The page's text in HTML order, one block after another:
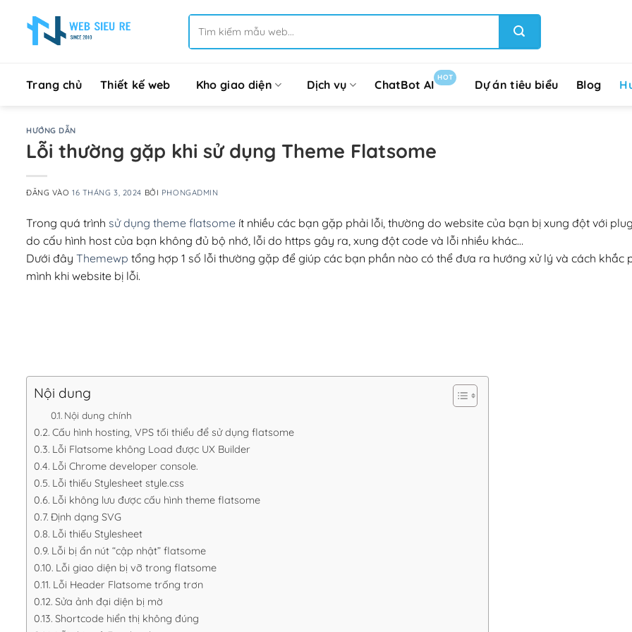
kiếm:
Trang chủ Thiết kế web Kho giao diện Dịch vụ ChatBot AI
HOT
Dự án tiêu biểu Blog
HƯỚNG DẪN
Lỗi thường gặp khi sử dụng Theme Flatsome
ĐĂNG VÀO16 THÁNG 3, 2024 BỞI PHONGADMIN
Trong quá trình sử dụng theme flatsome ít nhiều các bạn gặp phải lỗi, thường do website của bạn bị xung đột với
do cấu hình host của bạn không đủ bộ nhớ, lỗi do https gây ra, xung đột code và lỗi nhiều khác…
Dưới đây Themewp tổng hợp 1 số lỗi thường gặp để giúp các bạn phần nào có thể đưa ra hướng xử lý và cách khắc
mình khi website bị lỗi.
Nội dung
Nội dung chính
Cấu hình hosting, VPS tối thiểu để sử dụng flatsome
Lỗi Flatsome không Load được UX Builder
Lỗi Chrome developer console.
Lỗi thiếu Stylesheet style.css
Lỗi không lưu được cấu hình theme flatsome
Định dạng SVG
Lỗi thiếu Stylesheet
Lỗi bị ẩn nút “cập nhật” flatsome
Lỗi giao diện bị vỡ trong flatsome
Lỗi Header Flatsome trống trơn
Sửa ảnh đại diện bị mờ
Shortcode hiển thị không đúng